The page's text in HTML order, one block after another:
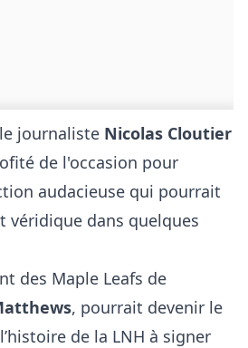
journaliste Nicolas Cloutier
de l'occasion pour
audacieuse qui pourrait
véridique dans quelques
des Maple Leafs de
, pourrait devenir le
de la LNH à signer